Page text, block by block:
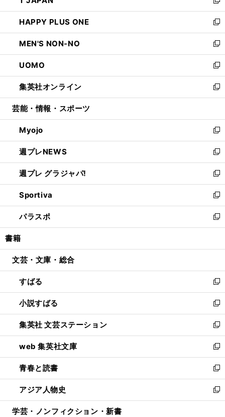
開
く
ウ
で
開
く
ン
ド
ウ
で
開
く
い
ウ
ィ
ン
ド
ウ
で
開
く
新
し
い
ウ
ィ
ン
ド
ウ
で
開
HAPPY PLUS ONE
新
し
い
ウ
ィ
ン
ド
ウ
開
く
MEN'S NON-NO
新
し
い
ウ
ィ
ン
ウ
で
開
く
UOMO
新
し
い
ウ
ン
ド
ウ
で
開
く
集英社オンライン
新
し
ウ
ィ
ン
ド
ウ
で
開
く
芸能・情報・スポーツ
Myojo
新
し
い
ウ
ィ
ン
ド
ウ
で
開
週プレNEWS
新
し
い
ウ
ィ
ン
ド
ウ
開
週プレ グラジャパ!
新
し
い
ウ
ィ
ン
ウ
開
く
Sportiva
新
し
い
ウ
ン
ウ
で
開
く
パラスポ
新
し
ウ
ン
ド
ウ
で
開
く
書籍
文芸・文庫・総合
すばる
新
し
い
ウ
ィ
ン
ド
ウ
で
開
く
小説すばる
新
し
い
ウ
ィ
ン
ド
ウ
で
開
集英社 文芸ステーション
新
し
い
ウ
ィ
ン
ド
ウ
web 集英社文庫
新
し
い
ウ
ィ
ン
青春と読書
新
し
い
ウ
アジア人物史
新
し
学芸・ノンフィクション・新書